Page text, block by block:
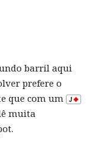
barril aqui
prefere o
que com um
muita